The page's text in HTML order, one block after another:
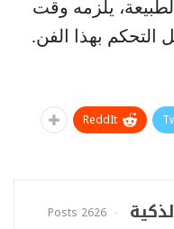
يلزمه وقت
التحكم بهذا الفن.
ReddIt
2626 Posts